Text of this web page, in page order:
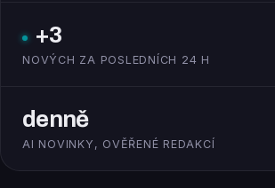
+3
NOVÝCH ZA POSLEDNÍCH 24 H
denně
AI NOVINKY, OVĚŘENÉ REDAKCÍ